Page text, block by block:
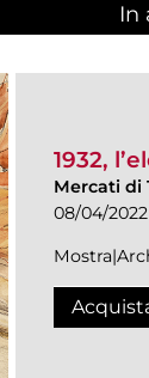
In
1932,
Mercati di
08/04/